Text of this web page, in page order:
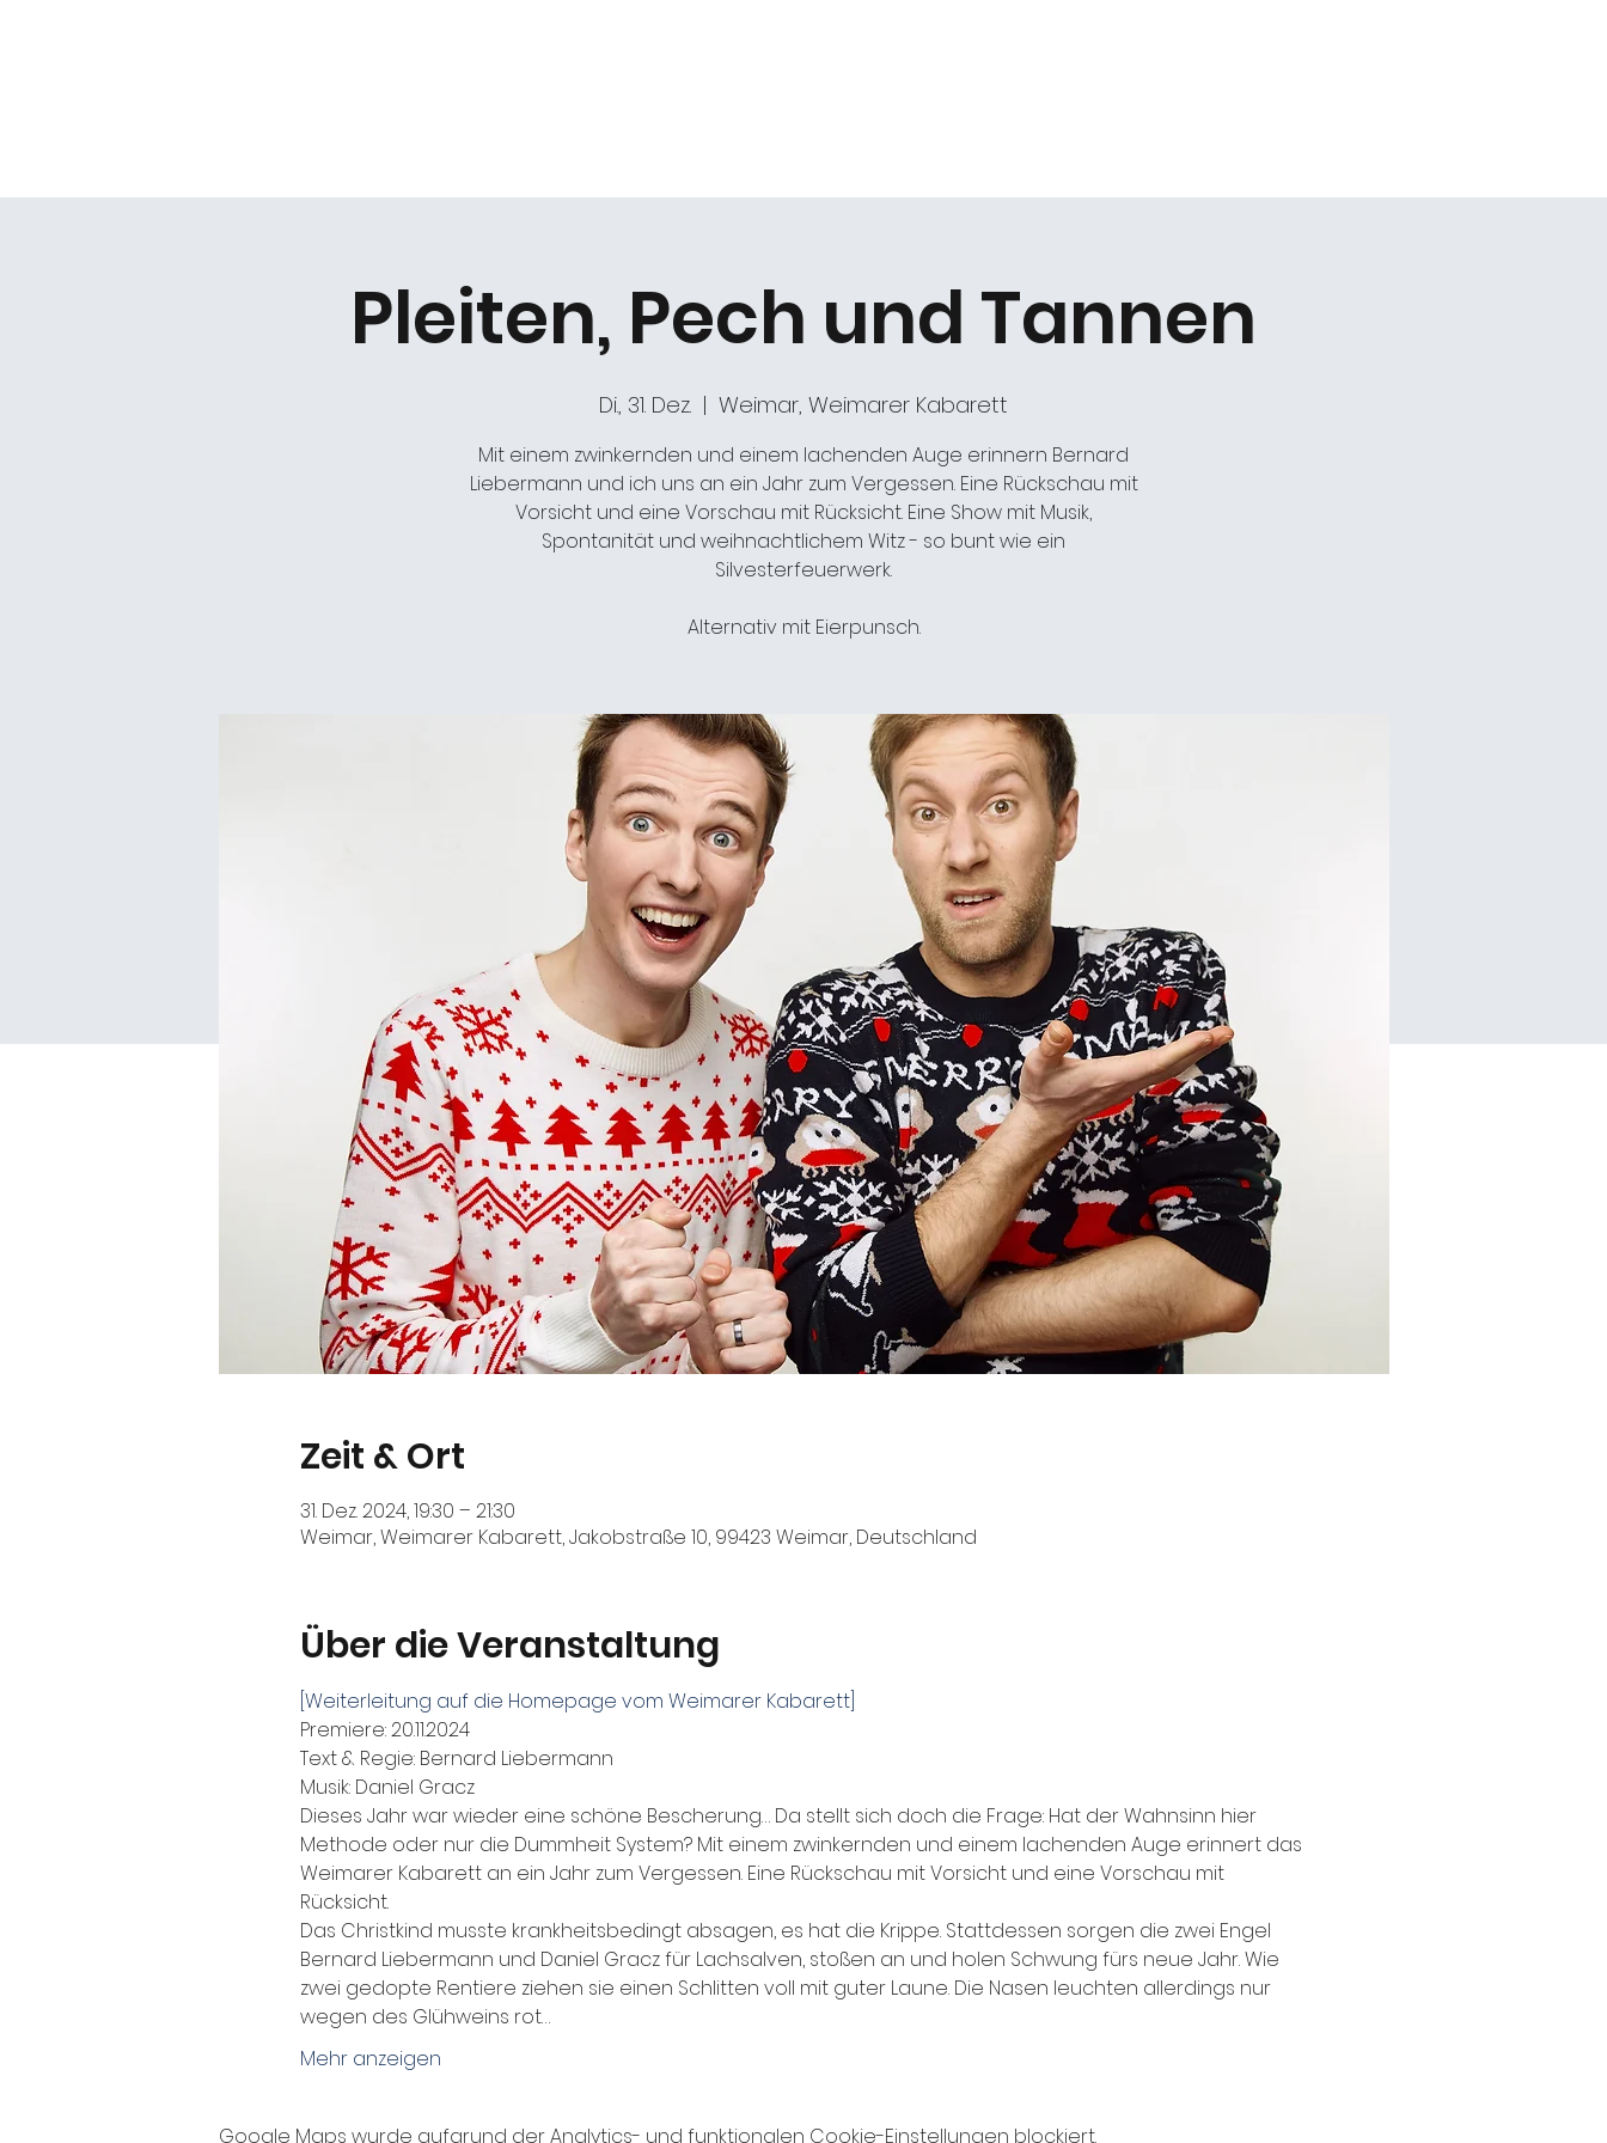
Pleiten, Pech und Tannen
Di., 31. Dez.
  |
Weimar, Weimarer Kabarett
Mit einem zwinkernden und einem lachenden Auge erinnern Bernard
Liebermann und ich uns an ein Jahr zum Vergessen. Eine Rückschau mit
Vorsicht und eine Vorschau mit Rücksicht. Eine Show mit Musik,
Spontanität und weihnachtlichem Witz - so bunt wie ein
Silvesterfeuerwerk.
Alternativ mit Eierpunsch.
Zeit & Ort
31. Dez. 2024, 19:30 – 21:30
Weimar, Weimarer Kabarett, Jakobstraße 10, 99423 Weimar, Deutschland
Über die Veranstaltung
[Weiterleitung auf die Homepage vom Weimarer Kabarett]
Premiere: 20.11.2024
Text & Regie: Bernard Liebermann
Musik: Daniel Gracz
Dieses Jahr war wieder eine schöne Bescherung… Da stellt sich doch die Frage: Hat der Wahnsinn hier
Methode oder nur die Dummheit System? Mit einem zwinkernden und einem lachenden Auge erinnert das
Weimarer Kabarett an ein Jahr zum Vergessen. Eine Rückschau mit Vorsicht und eine Vorschau mit
Rücksicht.
Das Christkind musste krankheitsbedingt absagen, es hat die Krippe. Stattdessen sorgen die zwei Engel
Bernard Liebermann und Daniel Gracz für Lachsalven, stoßen an und holen Schwung fürs neue Jahr. Wie
zwei gedopte Rentiere ziehen sie einen Schlitten voll mit guter Laune. Die Nasen leuchten allerdings nur
wegen des Glühweins rot…
Mehr anzeigen
Google Maps wurde aufgrund der Analytics- und funktionalen Cookie-Einstellungen blockiert.